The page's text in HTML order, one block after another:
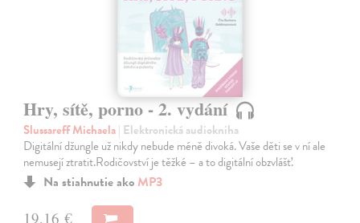
Hry, sítě, porno - 2. vydání
Slussareff Michaela| Elektronická audiokniha
Digitální džungle už nikdy nebude méně divoká. Vaše děti se v ní ale
nemusejí ztratit.Rodičovství je těžké – a to digitální obzvlášť.
Na stiahnutie ako MP3
19,16 €